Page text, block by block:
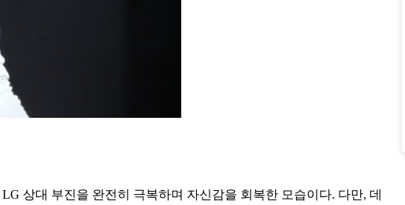
상대 부진을 완전히 극복하며 자신감을 회복한 모습이다. 다만, 데